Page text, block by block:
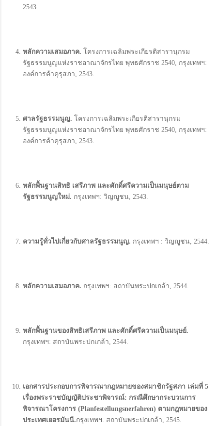
2543.
หลักความเสมอภาค. โครงการเฉลิมพระเกียรติสารานุกรม
รัฐธรรมนูญแห่งราชอาณาจักรไทย พุทธศักราช 2540, กรุงเทพฯ:
องค์การค้าคุรุสภา, 2543.
ศาลรัฐธรรมนูญ. โครงการเฉลิมพระเกียรติสารานุกรม
รัฐธรรมนูญแห่งราชอาณาจักรไทย พุทธศักราช 2540, กรุงเทพฯ:
องค์การค้าคุรุสภา, 2543.
หลักพื้นฐานสิทธิ เสรีภาพ และศักดิ์ศรีความเป็นมนุษย์ตาม
รัฐธรรมนูญใหม่. กรุงเทพฯ: วิญญูชน, 2543.
ความรู้ทั่วไปเกี่ยวกับศาลรัฐธรรมนูญ. กรุงเทพฯ : วิญญูชน, 2544.
หลักความเสมอภาค. กรุงเทพฯ: สถาบันพระปกเกล้า, 2544.
หลักพื้นฐานของสิทธิเสรีภาพ และศักดิ์ศรีความเป็นมนุษย์.
กรุงเทพฯ: สถาบันพระปกเกล้า, 2544.
เอกสารประกอบการพิจารณากฎหมายของสมาชิกรัฐสภา เล่มที่ 5
เรื่องพระราชบัญญัติประชาพิจารณ์: กรณีศึกษากระบวนการ
พิจารณาโครงการ (Planfestellungsnerfahren) ตามกฎหมายของ
ประเทศเยอรมันนี.กรุงเทพฯ: สถาบันพระปกเกล้า, 2545.